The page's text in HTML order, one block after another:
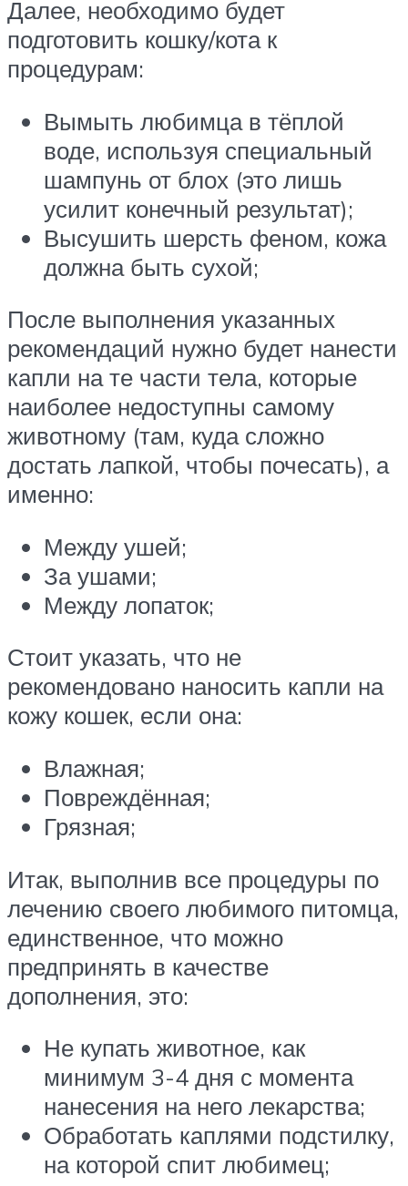
Далее, необходимо будет
подготовить кошку/кота к
процедурам:
Вымыть любимца в тёплой
воде, используя специальный
шампунь от блох (это лишь
усилит конечный результат);
Высушить шерсть феном, кожа
должна быть сухой;
После выполнения указанных
рекомендаций нужно будет нанести
капли на те части тела, которые
наиболее недоступны самому
животному (там, куда сложно
достать лапкой, чтобы почесать), а
именно:
Между ушей;
За ушами;
Между лопаток;
Стоит указать, что не
рекомендовано наносить капли на
кожу кошек, если она:
Влажная;
Повреждённая;
Грязная;
Итак, выполнив все процедуры по
лечению своего любимого питомца,
единственное, что можно
предпринять в качестве
дополнения, это:
Не купать животное, как
минимум 3-4 дня с момента
нанесения на него лекарства;
Обработать каплями подстилку,
на которой спит любимец;